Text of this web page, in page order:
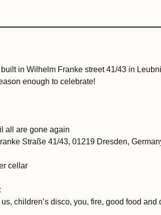
in Wilhelm Franke street 41/43 in
enough to celebrate!
all are gone again
Straße 41/43, 01219 Dresden,
cellar
children’s disco, you, fire, good food and